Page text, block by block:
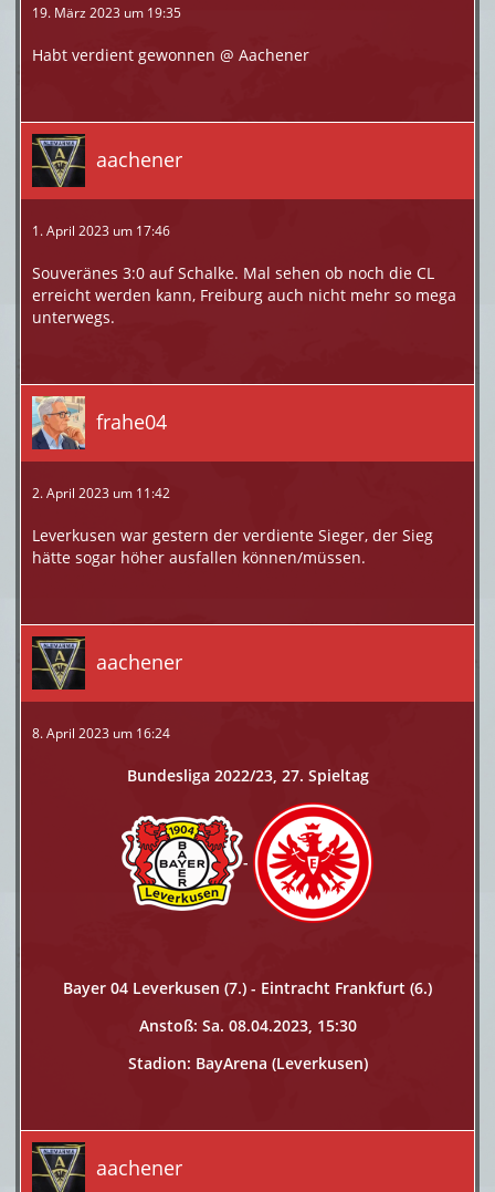
19. März 2023 um 19:35
Habt verdient gewonnen @ Aachener
aachener
1. April 2023 um 17:46
Souveränes 3:0 auf Schalke. Mal sehen ob noch die CL
erreicht werden kann, Freiburg auch nicht mehr so mega
unterwegs.
frahe04
2. April 2023 um 11:42
Leverkusen war gestern der verdiente Sieger, der Sieg
hätte sogar höher ausfallen können/müssen.
aachener
8. April 2023 um 16:24
Bundesliga 2022/23, 27. Spieltag
-
Bayer 04 Leverkusen (7.) - Eintracht Frankfurt (6.)
Anstoß: Sa. 08.04.2023, 15:30
Stadion: BayArena (Leverkusen)
aachener